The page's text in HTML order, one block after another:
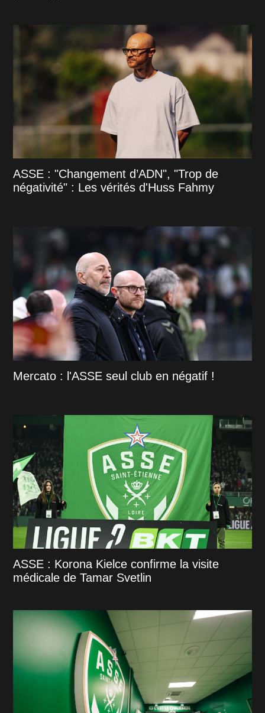
ASSE : "Changement d’ADN", "Trop de
négativité" : Les vérités d'Huss Fahmy
Mercato : l'ASSE seul club en négatif !
ASSE : Korona Kielce confirme la visite
médicale de Tamar Svetlin